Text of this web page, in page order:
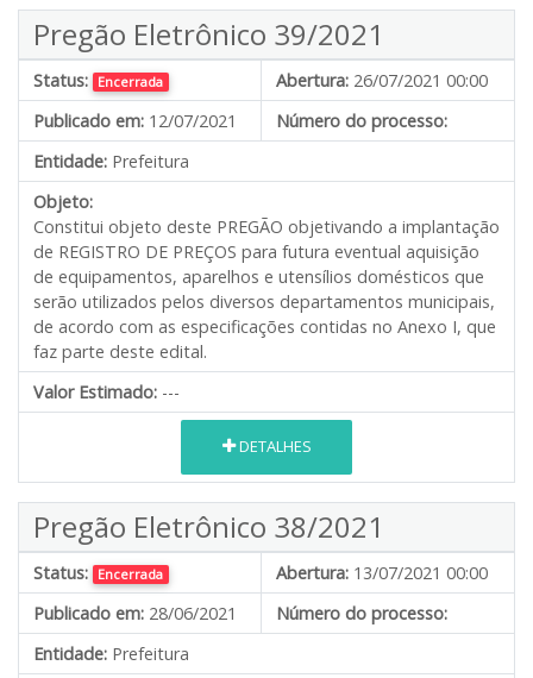
Pregão Eletrônico 39/2021
Status: Encerrada Abertura: 26/07/2021 00:00
Publicado em: 12/07/2021
Número do processo:
Entidade: Prefeitura
Objeto:
Constitui objeto deste PREGÃO objetivando a implantação
de REGISTRO DE PREÇOS para futura eventual aquisição
de equipamentos, aparelhos e utensílios domésticos que
serão utilizados pelos diversos departamentos municipais,
de acordo com as especificações contidas no Anexo I, que
faz parte deste edital.
Valor Estimado: ---
DETALHES
Pregão Eletrônico 38/2021
Status: Encerrada Abertura: 13/07/2021 00:00
Publicado em: 28/06/2021
Número do processo:
Entidade: Prefeitura